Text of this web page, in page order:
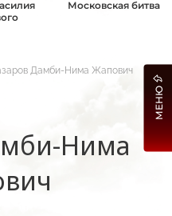
Московская битва
Дамби-Нима Жапович
Нима
МЕНЮ